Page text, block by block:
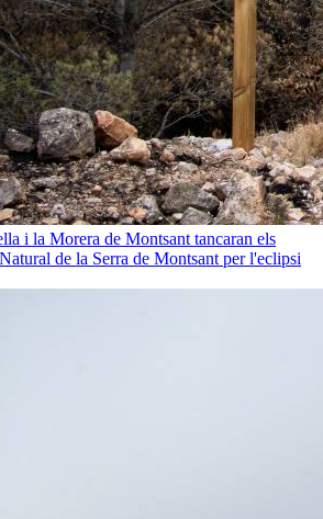
i la Morera de Montsant tancaran els
de la Serra de Montsant per l'eclipsi